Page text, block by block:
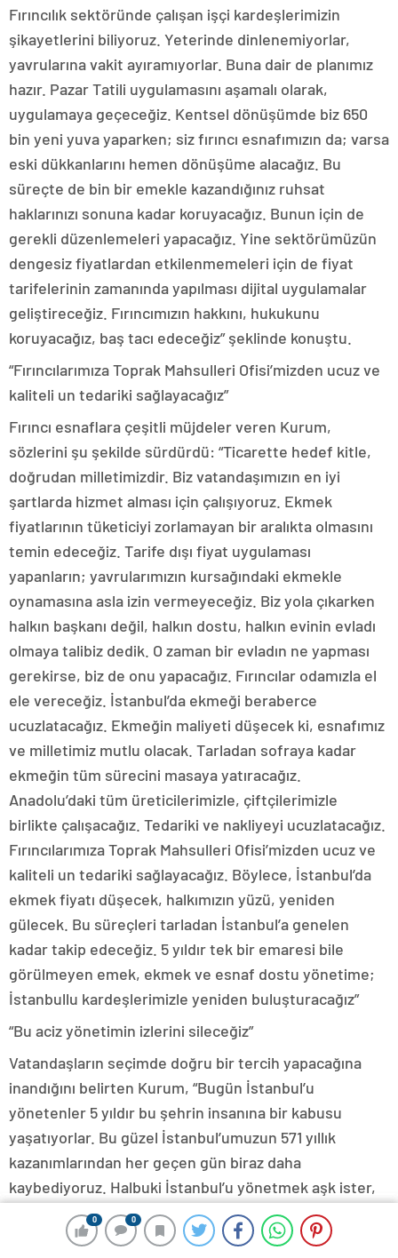
0 0
0 0
Fırıncılık sektöründe çalışan işçi kardeşlerimizin
şikayetlerini biliyoruz. Yeterinde dinlenemiyorlar,
yavrularına vakit ayıramıyorlar. Buna dair de planımız
hazır. Pazar Tatili uygulamasını aşamalı olarak,
uygulamaya geçeceğiz. Kentsel dönüşümde biz 650
bin yeni yuva yaparken; siz fırıncı esnafımızın da; varsa
eski dükkanlarını hemen dönüşüme alacağız. Bu
süreçte de bin bir emekle kazandığınız ruhsat
haklarınızı sonuna kadar koruyacağız. Bunun için de
gerekli düzenlemeleri yapacağız. Yine sektörümüzün
dengesiz fiyatlardan etkilenmemeleri için de fiyat
tarifelerinin zamanında yapılması dijital uygulamalar
geliştireceğiz. Fırıncımızın hakkını, hukukunu
koruyacağız, baş tacı edeceğiz” şeklinde konuştu.
“Fırıncılarımıza Toprak Mahsulleri Ofisi’mizden ucuz ve
kaliteli un tedariki sağlayacağız”
Fırıncı esnaflara çeşitli müjdeler veren Kurum,
sözlerini şu şekilde sürdürdü: “Ticarette hedef kitle,
doğrudan milletimizdir. Biz vatandaşımızın en iyi
şartlarda hizmet alması için çalışıyoruz. Ekmek
fiyatlarının tüketiciyi zorlamayan bir aralıkta olmasını
temin edeceğiz. Tarife dışı fiyat uygulaması
yapanların; yavrularımızın kursağındaki ekmekle
oynamasına asla izin vermeyeceğiz. Biz yola çıkarken
halkın başkanı değil, halkın dostu, halkın evinin evladı
olmaya talibiz dedik. O zaman bir evladın ne yapması
gerekirse, biz de onu yapacağız. Fırıncılar odamızla el
ele vereceğiz. İstanbul’da ekmeği beraberce
ucuzlatacağız. Ekmeğin maliyeti düşecek ki, esnafımız
ve milletimiz mutlu olacak. Tarladan sofraya kadar
ekmeğin tüm sürecini masaya yatıracağız.
Anadolu’daki tüm üreticilerimizle, çiftçilerimizle
birlikte çalışacağız. Tedariki ve nakliyeyi ucuzlatacağız.
Fırıncılarımıza Toprak Mahsulleri Ofisi’mizden ucuz ve
kaliteli un tedariki sağlayacağız. Böylece, İstanbul’da
ekmek fiyatı düşecek, halkımızın yüzü, yeniden
gülecek. Bu süreçleri tarladan İstanbul’a genelen
kadar takip edeceğiz. 5 yıldır tek bir emaresi bile
görülmeyen emek, ekmek ve esnaf dostu yönetime;
İstanbullu kardeşlerimizle yeniden buluşturacağız”
“Bu aciz yönetimin izlerini sileceğiz”
Vatandaşların seçimde doğru bir tercih yapacağına
inandığını belirten Kurum, “Bugün İstanbul’u
yönetenler 5 yıldır bu şehrin insanına bir kabusu
yaşatıyorlar. Bu güzel İstanbul’umuzun 571 yıllık
kazanımlarından her geçen gün biraz daha
kaybediyoruz. Halbuki İstanbul’u yönetmek aşk ister,
sevda ister, proje ister, yatırım ister. Biz de bu şuurla;
İstanbul’u yeniden medeniyet yürüyüşüne sokacak